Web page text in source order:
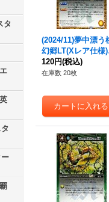
タ
(2024/11)夢中漂う
幻郷LT(Xレア仕様)
【C】{BSC45-090}
《黄》
120円(税込)
在庫数 20枚